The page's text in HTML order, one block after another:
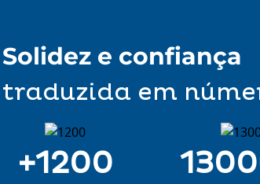
Solidez e confiança
traduzida em
+1200